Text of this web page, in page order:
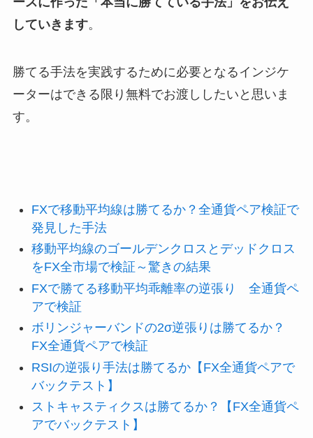
していきます。
勝てる手法を実践するために必要となるインジケ
ーターはできる限り無料でお渡ししたいと思いま
す。
FXで移動平均線は勝てるか？全通貨ペア検証で
発見した手法
移動平均線のゴールデンクロスとデッドクロス
をFX全市場で検証～驚きの結果
FXで勝てる移動平均乖離率の逆張り 全通貨ペ
アで検証
ボリンジャーバンドの2σ逆張りは勝てるか？
FX全通貨ペアで検証
RSIの逆張り手法は勝てるか【FX全通貨ペアで
バックテスト】
ストキャスティクスは勝てるか？【FX全通貨ペ
アでバックテスト】